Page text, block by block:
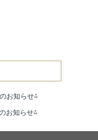
お知らせ⁂
お知らせ⁂